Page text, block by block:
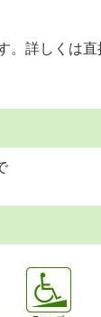
。詳しくは